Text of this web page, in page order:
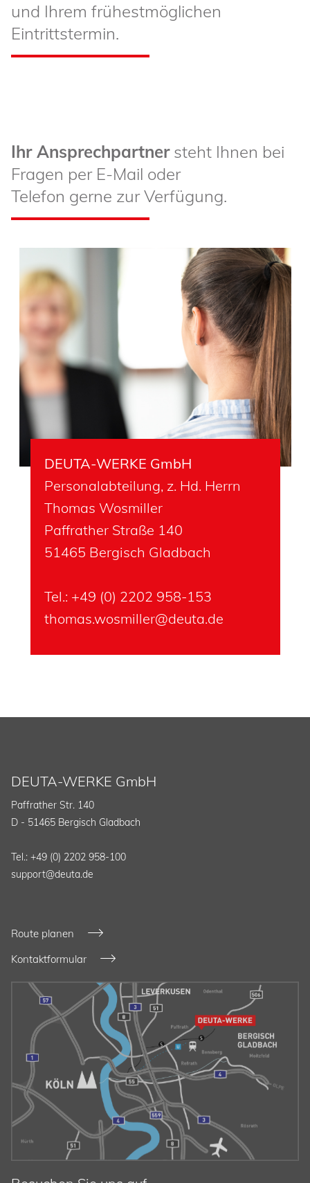
und Ihrem frühestmöglichen
Eintrittstermin.
Ihr Ansprechpartnersteht Ihnen bei
Fragen per E-Mail oder
Telefon gerne zur Verfügung.
DEUTA-WERKE GmbH
Personalabteilung, z. Hd. Herrn
Thomas Wosmiller
Paffrather Straße 140
51465 Bergisch Gladbach
Tel.: +49 (0) 2202 958-153
thomas.wosmiller@deuta.de
DEUTA-WERKE GmbH
Paffrather Str. 140
D - 51465 Bergisch Gladbach
Tel.: +49 (0) 2202 958-100
support@deuta.de
Route planen
Kontaktformular